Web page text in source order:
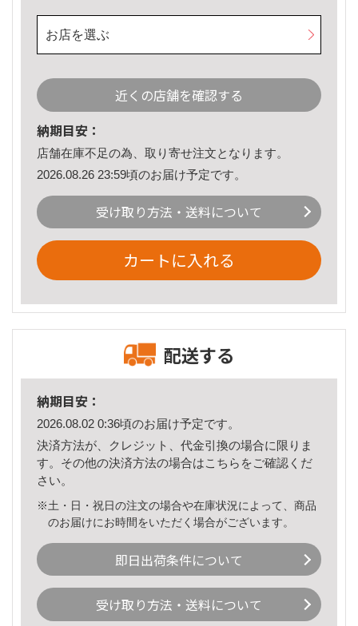
お店を選ぶ
近くの店舗を確認する
納期目安：
店舗在庫不足の為、取り寄せ注文となります。
2026.08.26 23:59頃のお届け予定です。
受け取り方法・送料について
カートに入れる
配送する
納期目安：
2026.08.02 0:36頃のお届け予定です。
決済方法が、クレジット、代金引換の場合に限りま
す。その他の決済方法の場合はこちら をご確認くだ
さい。
※土・日・祝日の注文の場合や在庫状況によって、商品
のお届けにお時間をいただく場合がございます。
即日出荷条件について
受け取り方法・送料について